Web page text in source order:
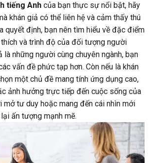
tiếng Anh của bạn thực sự nổi bật, hãy
khán giả có thể liên hệ và cảm thấy thú
quyết định, bạn nên tìm hiểu về đặc điểm
thích và trình độ của đối tượng người
là những người cùng chuyên ngành, bạn
vấn đề phức tạp hơn. Còn nếu là khán
một chủ đề mang tính ứng dụng cao,
ảnh hưởng trực tiếp đến cuộc sống của
mở tư duy hoặc mang đến cái nhìn mới
ấn tượng mạnh mẽ.